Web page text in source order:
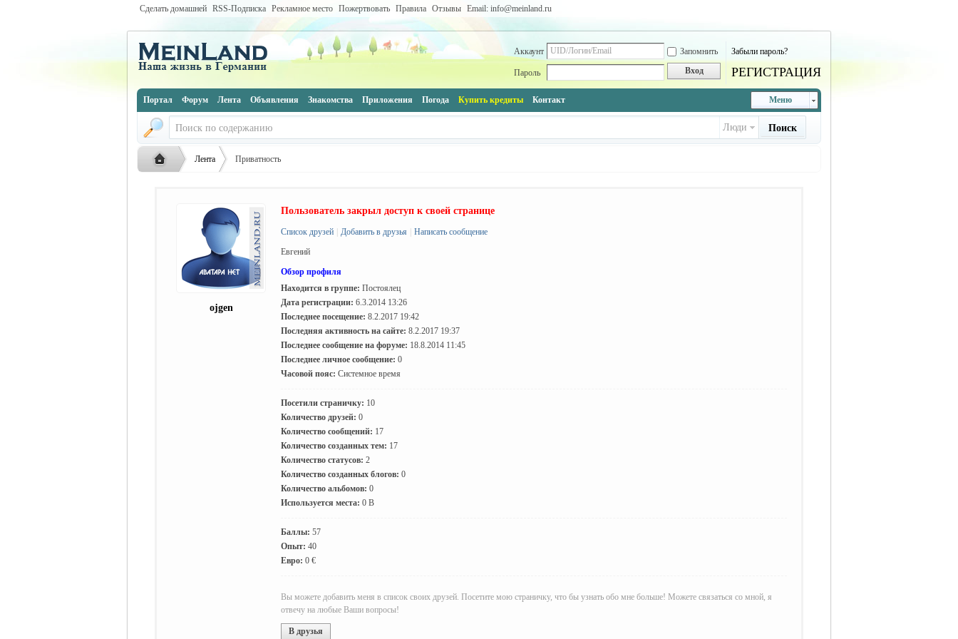
Сделать домашней RSS-Подписка Рекламное место Пожертвовать Правила Отзывы Email: info@meinland.ru
Аккаунт Запомнить Забыли пароль?
Пароль Вход РЕГИСТРАЦИЯ
Меню
Портал Форум Лента Объявления Знакомства Приложения Погода Купить кредиты Контакт
Люди Поиск
Лента Приватность
ojgen
Пользователь закрыл доступ к своей странице
Список друзей Добавить в друзья
Написать сообщение
Евгений
Обзор профиля
Находится в группе: Постоялец
Дата регистрации: 6.3.2014 13:26
Последнее посещение: 8.2.2017 19:42
Последняя активность на сайте: 8.2.2017 19:37
Последнее сообщение на форуме: 18.8.2014 11:45
Последнее личное сообщение: 0
Часовой пояс: Системное время
Посетили страничку: 10
Количество друзей: 0
Количество сообщений: 17
Количество созданных тем: 17
Количество статусов: 2
Количество созданных блогов: 0
Количество альбомов: 0
Используется места: 0 B
Баллы: 57
Опыт: 40
Евро: 0 €
Вы можете добавить меня в список своих друзей. Посетите мою страничку, что бы узнать обо мне больше! Можете связаться со мной, я
отвечу на любые Ваши вопросы!
В друзья